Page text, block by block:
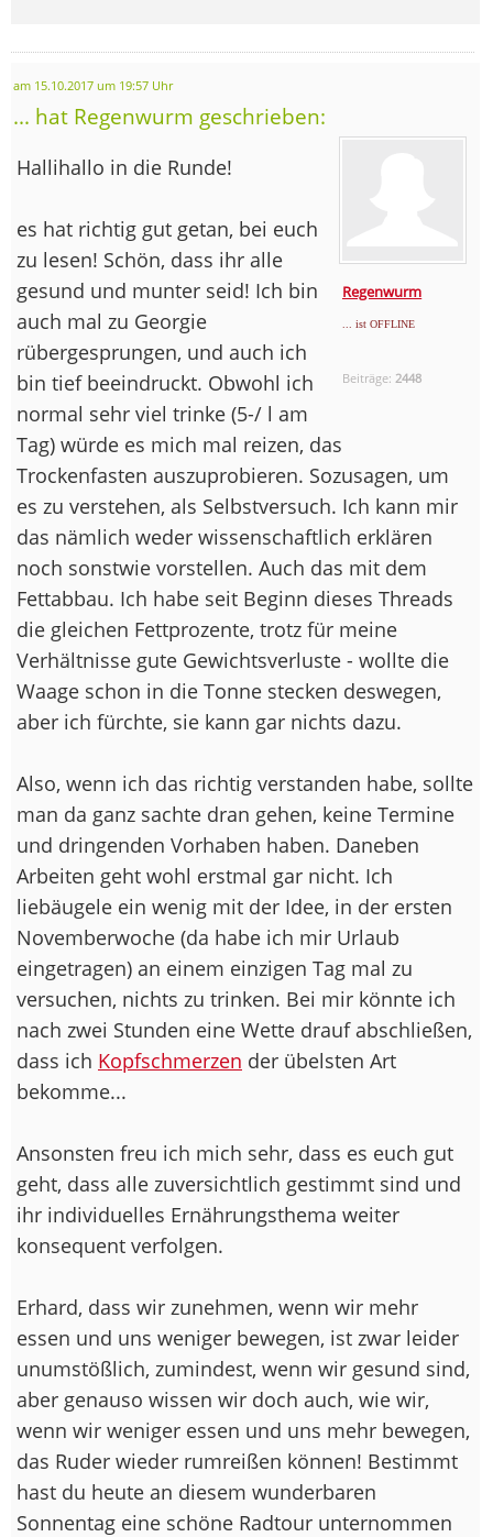
am 15.10.2017 um 19:57 Uhr
... hat Regenwurm geschrieben:
Regenwurm
... ist OFFLINE
Beiträge: 2448
Hallihallo in die Runde!
es hat richtig gut getan, bei euch
zu lesen! Schön, dass ihr alle
gesund und munter seid! Ich bin
auch mal zu Georgie
rübergesprungen, und auch ich
bin tief beeindruckt. Obwohl ich
normal sehr viel trinke (5-/ l am
Tag) würde es mich mal reizen, das
Trockenfasten auszuprobieren. Sozusagen, um
es zu verstehen, als Selbstversuch. Ich kann mir
das nämlich weder wissenschaftlich erklären
noch sonstwie vorstellen. Auch das mit dem
Fettabbau. Ich habe seit Beginn dieses Threads
die gleichen Fettprozente, trotz für meine
Verhältnisse gute Gewichtsverluste - wollte die
Waage schon in die Tonne stecken deswegen,
aber ich fürchte, sie kann gar nichts dazu.
Also, wenn ich das richtig verstanden habe, sollte
man da ganz sachte dran gehen, keine Termine
und dringenden Vorhaben haben. Daneben
Arbeiten geht wohl erstmal gar nicht. Ich
liebäugele ein wenig mit der Idee, in der ersten
Novemberwoche (da habe ich mir Urlaub
eingetragen) an einem einzigen Tag mal zu
versuchen, nichts zu trinken. Bei mir könnte ich
nach zwei Stunden eine Wette drauf abschließen,
dass ich Kopfschmerzen der übelsten Art
bekomme...
Ansonsten freu ich mich sehr, dass es euch gut
geht, dass alle zuversichtlich gestimmt sind und
ihr individuelles Ernährungsthema weiter
konsequent verfolgen.
Erhard, dass wir zunehmen, wenn wir mehr
essen und uns weniger bewegen, ist zwar leider
unumstößlich, zumindest, wenn wir gesund sind,
aber genauso wissen wir doch auch, wie wir,
wenn wir weniger essen und uns mehr bewegen,
das Ruder wieder rumreißen können! Bestimmt
hast du heute an diesem wunderbaren
Sonnentag eine schöne Radtour unternommen